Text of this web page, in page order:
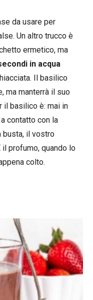
da usare per
Un altro trucco è
ermetico, ma
in acqua
Il basilico
ma manterrà il suo
il basilico è: mai in
contatto con la
busta, il vostro
profumo, quando lo
colto.